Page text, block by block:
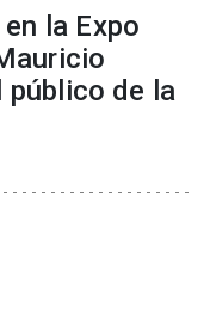
la Expo
público de la